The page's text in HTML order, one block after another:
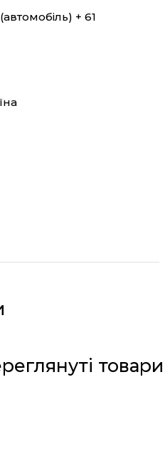
+ 61
товари